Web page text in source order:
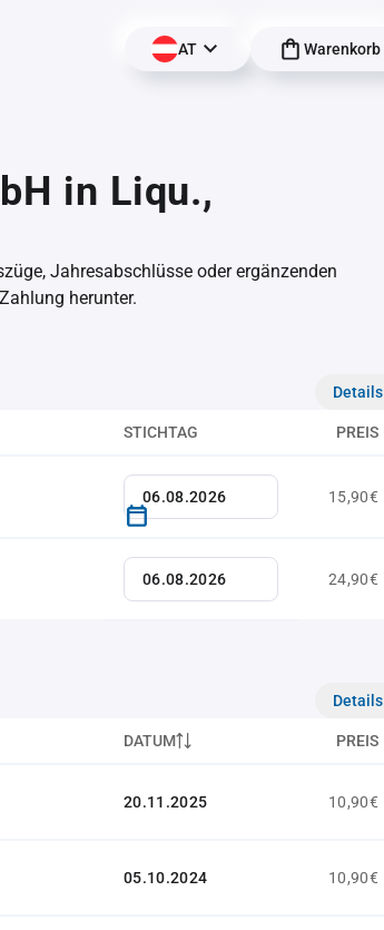
AT Warenkorb
in Liqu.,
Jahresabschlüsse oder ergänzenden
herunter.
Details
STICHTAG PREIS
15,90€
24,90€
Details
DATUM PREIS
20.11.2025 10,90€
05.10.2024 10,90€